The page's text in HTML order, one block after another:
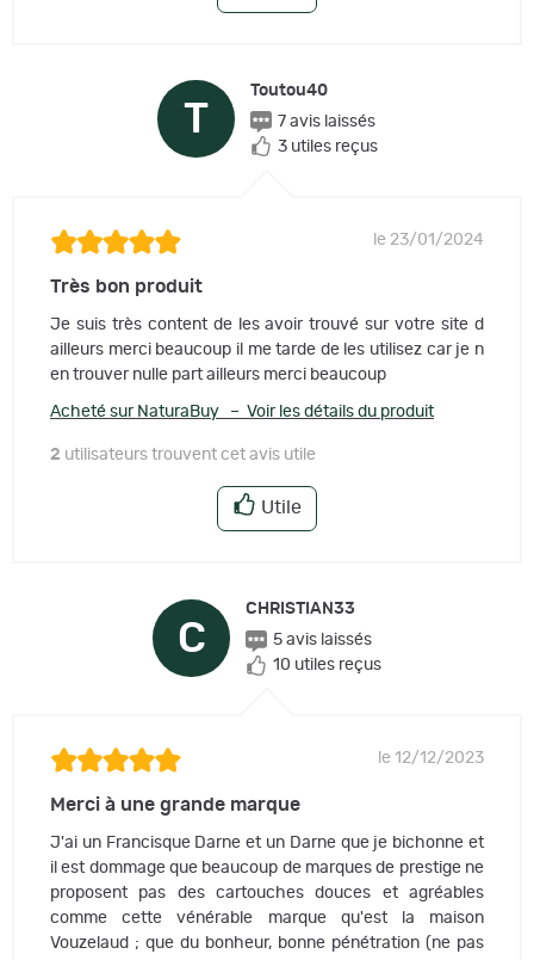
T
Toutou40
7 avis laissés
3 utiles reçus
le 23/01/2024
Très bon produit
Je suis très content de les avoir trouvé sur votre site d
ailleurs merci beaucoup il me tarde de les utilisez car je n
en trouver nulle part ailleurs merci beaucoup
Acheté sur NaturaBuy – Voir les détails du produit
2 utilisateurs trouvent cet avis utile
Utile
C
CHRISTIAN33
5 avis laissés
10 utiles reçus
le 12/12/2023
Merci à une grande marque
J'ai un Francisque Darne et un Darne que je bichonne et
il est dommage que beaucoup de marques de prestige ne
proposent pas des cartouches douces et agréables
comme cette vénérable marque qu'est la maison
Vouzelaud ; que du bonheur, bonne pénétration (ne pas